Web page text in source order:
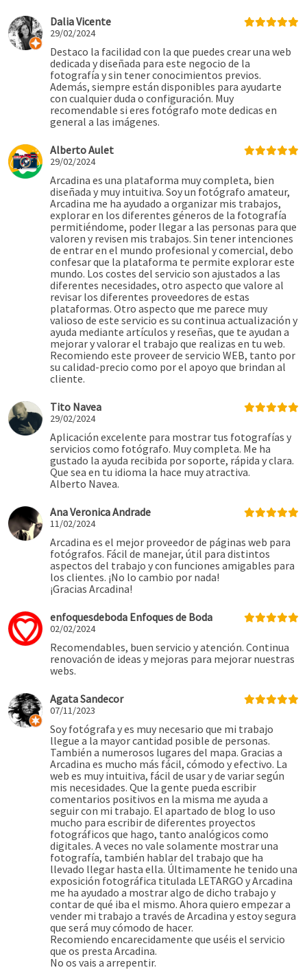
Dalia Vicente
29/02/2024
Destaco la facilidad con la que puedes crear una web
dedicada y diseñada para este negocio de la
fotografía y sin tener conocimientos previos.
Además, siempre están disponibles para ayudarte
con cualquier duda o configuración. Muy
recomendable si eres fotógrafo mote dedicas en
general a las imágenes.
Alberto Aulet
29/02/2024
Arcadina es una plataforma muy completa, bien
diseñada y muy intuitiva. Soy un fotógrafo amateur,
Arcadina me ha ayudado a organizar mis trabajos,
explorar en los diferentes géneros de la fotografía
permitiéndome, poder llegar a las personas para que
valoren y revisen mis trabajos. Sin tener intenciones
de entrar en el mundo profesional y comercial, debo
confesar que la plataforma te permite explorar este
mundo. Los costes del servicio son ajustados a las
diferentes necesidades, otro aspecto que valore al
revisar los diferentes proveedores de estas
plataformas. Otro aspecto que me parece muy
valioso de este servicio es su continua actualización y
ayuda mediante artículos y reseñas, que te ayudan a
mejorar y valorar el trabajo que realizas en tu web.
Recomiendo este proveer de servicio WEB, tanto por
su calidad-precio como por el apoyo que brindan al
cliente.
Tito Navea
29/02/2024
Aplicación excelente para mostrar tus fotografías y
servicios como fotógrafo. Muy completa. Me ha
gustado la ayuda recibida por soporte, rápida y clara.
Que sea en tu idioma la hace muy atractiva.
Alberto Navea.
Ana Veronica Andrade
11/02/2024
Arcadina es el mejor proveedor de páginas web para
fotógrafos. Fácil de manejar, útil para distintos
aspectos del trabajo y con funciones amigables para
los clientes. ¡No lo cambio por nada!
¡Gracias Arcadina!
enfoquesdeboda Enfoques de Boda
02/02/2024
Recomendables, buen servicio y atención. Continua
renovación de ideas y mejoras para mejorar nuestras
webs.
Agata Sandecor
07/11/2023
Soy fotógrafa y es muy necesario que mi trabajo
llegue a la mayor cantidad posible de personas.
También a numerosos lugares del mapa. Gracias a
Arcadina es mucho más fácil, cómodo y efectivo. La
web es muy intuitiva, fácil de usar y de variar según
mis necesidades. Que la gente pueda escribir
comentarios positivos en la misma me ayuda a
seguir con mi trabajo. El apartado de blog lo uso
mucho para escribir de diferentes proyectos
fotográficos que hago, tanto analógicos como
digitales. A veces no vale solamente mostrar una
fotografía, también hablar del trabajo que ha
llevado llegar hasta ella. Últimamente he tenido una
exposición fotográfica titulada LETARGO y Arcadina
me ha ayudado a mostrar algo de dicho trabajo y
contar de qué iba el mismo. Ahora quiero empezar a
vender mi trabajo a través de Arcadina y estoy segura
que será muy cómodo de hacer.
Recomiendo encarecidamente que uséis el servicio
que os presta Arcadina.
No os vais a arrepentir.